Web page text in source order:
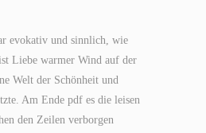
evokativ und sinnlich, wie
Liebe warmer Wind auf der
Welt der Schönheit und
Am Ende pdf es die leisen
den Zeilen verborgen